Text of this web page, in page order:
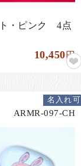
・ピンク 4点
10,450円
ARMR-097-CH
名入れ可